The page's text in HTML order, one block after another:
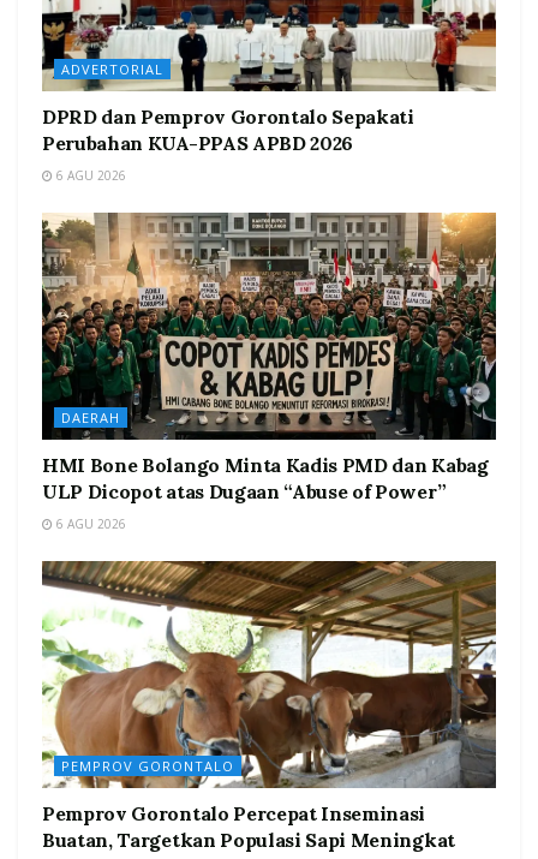
ADVERTORIAL
DPRD dan Pemprov Gorontalo Sepakati
Perubahan KUA-PPAS APBD 2026
6 AGU 2026
DAERAH
HMI Bone Bolango Minta Kadis PMD dan Kabag
ULP Dicopot atas Dugaan “Abuse of Power”
6 AGU 2026
PEMPROV GORONTALO
Pemprov Gorontalo Percepat Inseminasi
Buatan, Targetkan Populasi Sapi Meningkat